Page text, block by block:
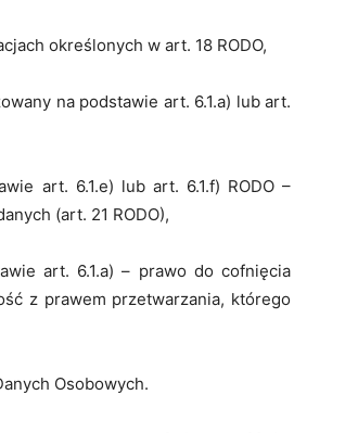
określonych w art. 18 RODO,
na podstawie art. 6.1.a) lub art.
art. 6.1.e) lub art. 6.1.f) RODO –
(art. 21 RODO),
art. 6.1.a) – prawo do cofnięcia
z prawem przetwarzania, którego
Osobowych.